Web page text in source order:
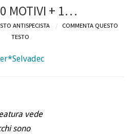
MOTIVI + 1…
ANTISPECISTA
COMMENTA QUESTO
TESTO
vede
sono